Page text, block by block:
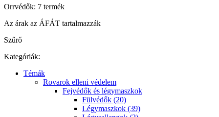
Orrvédők: 7 termék
Az árak az ÁFÁT tartalmazzák
Szűrő
Kategóriák:
Témák
Rovarok elleni védelem
Fejvédők és légymaszkok
Fülvédők (20)
Légymaszkok (39)